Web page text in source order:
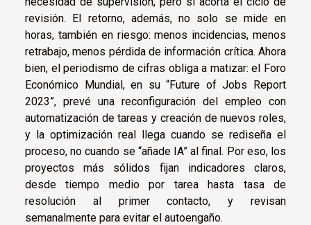
revisión. El retorno, además, no solo se mide en
horas, también en riesgo: menos incidencias, menos
retrabajo, menos pérdida de información crítica. Ahora
bien, el periodismo de cifras obliga a matizar: el Foro
Económico Mundial, en su “Future of Jobs Report
2023”, prevé una reconfiguración del empleo con
automatización de tareas y creación de nuevos roles,
y la optimización real llega cuando se rediseña el
proceso, no cuando se “añade IA” al final. Por eso, los
proyectos más sólidos fijan indicadores claros,
desde tiempo medio por tarea hasta tasa de
resolución al primer contacto, y revisan
semanalmente para evitar el autoengaño.